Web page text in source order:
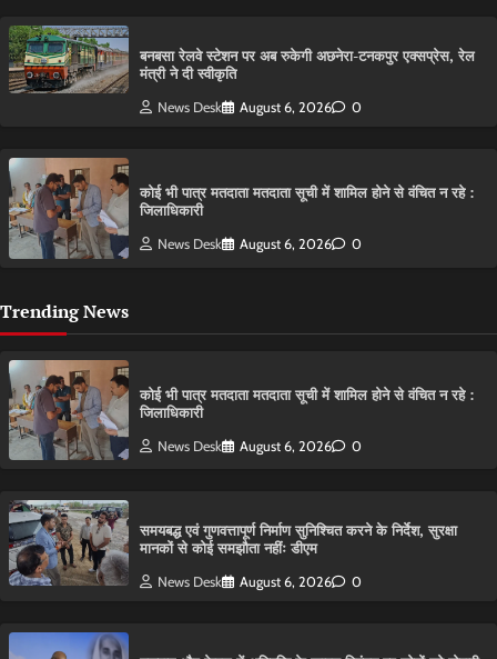
बनबसा रेलवे स्टेशन पर अब रुकेगी अछनेरा-टनकपुर एक्सप्रेस, रेल
मंत्री ने दी स्वीकृति
News Desk August 6, 2026 0
कोई भी पात्र मतदाता मतदाता सूची में शामिल होने से वंचित न रहे :
जिलाधिकारी
News Desk August 6, 2026 0
Trending News
कोई भी पात्र मतदाता मतदाता सूची में शामिल होने से वंचित न रहे :
जिलाधिकारी
News Desk August 6, 2026 0
समयबद्ध एवं गुणवत्तापूर्ण निर्माण सुनिश्चित करने के निर्देश, सुरक्षा
मानकों से कोई समझौता नहींः डीएम
News Desk August 6, 2026 0